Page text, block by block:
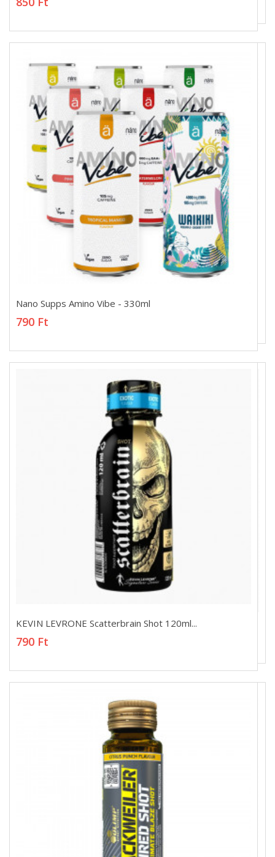
850 Ft
Nano Supps Amino Vibe - 330ml
790 Ft
Nano Supps Amino Vibe - 330ml
790 Ft
790 Ft
KEVIN LEVRONE Scatterbrain Shot 120ml...
790 Ft